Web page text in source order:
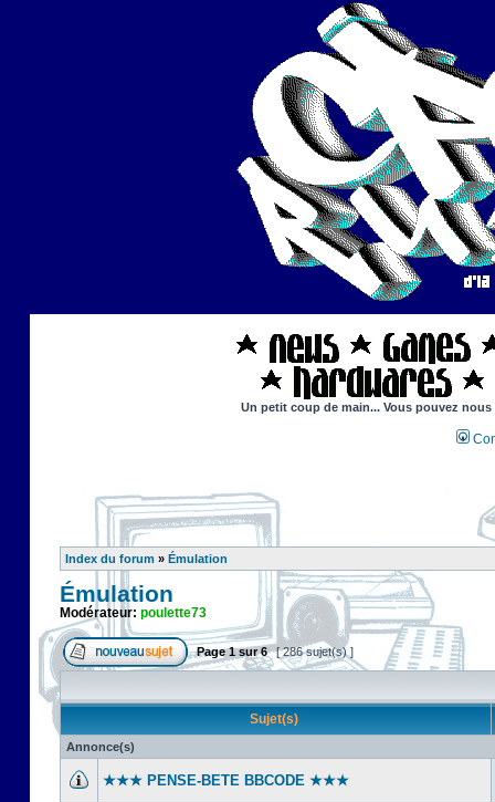
Un petit coup de main... Vous pouvez
Index du forum » Émulation
Émulation
Modérateur: poulette73
Page1sur6 [ 286 sujet(s) ]
Sujet(s)
Annonce(s)
★★★ PENSE-BETE BBCODE ★★★